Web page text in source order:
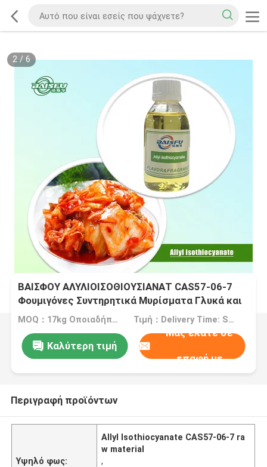
2/ 6
ΒΑΙΣΦΟΥ ΑΛΥΛΙΟΙΣΟΘΙΟΥΣΙΑΝΑΤ CAS57-06-7
Φουμιγόνες Συντηρητικά Μυρίσματα Γλυκά και
αρώματα Πρωτοϋλικά
MOQ：17kg Οποιαδήποτε ποσότητα προσαρμοσμένης συσκευασίας Δεν υπάρχει ελάχιστη παραγγελία Τιμή：Delivery Time: Ship Within About 2-3 Working Days After Receiving Payment
Καλύτερη τιμή
Μας ελάτε σε
επαφή με
Περιγραφή προϊόντων
Υψηλό φως:
Allyl Isothiocyanate CAS57-06-7 ra
w material
,